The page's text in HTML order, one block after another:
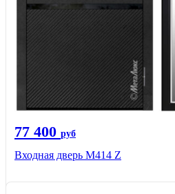
77 400 руб
Входная дверь М414 Z